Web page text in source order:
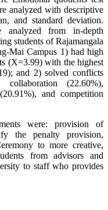
analyzed with descriptive
and standard deviation.
analyzed from in-depth
students of Rajamangala
Mai Campus 1) had high
(X=3.99) with the highest
and 2) solved conflicts
(22.60%),
and competition
were: provision of
the penalty provision,
to more creative,
from advisors and
to staff who provides